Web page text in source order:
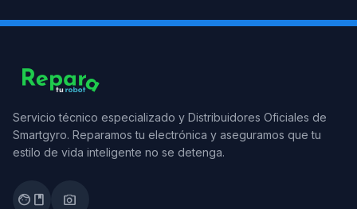
Servicio técnico especializado y Distribuidores Oficiales de
Smartgyro. Reparamos tu electrónica y aseguramos que tu
estilo de vida inteligente no se detenga.
facebook photo_camera